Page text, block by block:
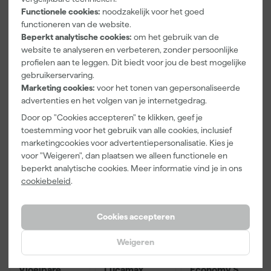
Functionele cookies: noodzakelijk voor het goed
functioneren van de website.
Beperkt analytische cookies: om het gebruik van de
website te analyseren en verbeteren, zonder persoonlijke
profielen aan te leggen. Dit biedt voor jou de best mogelijke
gebruikerservaring.
Marketing cookies: voor het tonen van gepersonaliseerde
advertenties en het volgen van je internetgedrag.
Door op "Cookies accepteren" te klikken, geef je
toestemming voor het gebruik van alle cookies, inclusief
marketingcookies voor advertentiepersonalisatie. Kies je
voor "Weigeren", dan plaatsen we alleen functionele en
beperkt analytische cookies. Meer informatie vind je in ons
cookiebeleid.
Cookies accepteren
Weigeren
Universol
ontvetter
(ammoniakve
rvanger) - 1L
Maandag
bezorgd
Afgelopen 30 dgn
10
Schuurkurk
Maandag
bezorgd
1
incl. BTW
r Halve Maan
Maandag
8
incl. BTW
St. Marc
Paintura
Go!Paint